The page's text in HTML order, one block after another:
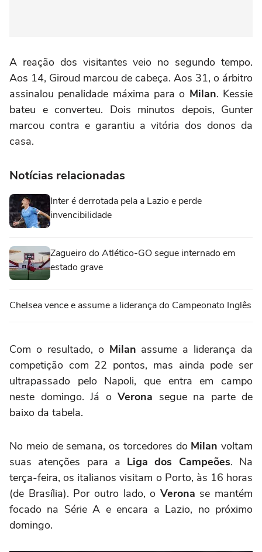
A reação dos visitantes veio no segundo tempo.
Aos 14, Giroud marcou de cabeça. Aos 31, o árbitro
assinalou penalidade máxima para o Milan. Kessie
bateu e converteu. Dois minutos depois, Gunter
marcou contra e garantiu a vitória dos donos da
casa.
Notícias relacionadas
Inter é derrotada pela a Lazio e perde
invencibilidade
Zagueiro do Atlético-GO segue internado em
estado grave
Chelsea vence e assume a liderança do Campeonato Inglês
Com o resultado, o Milan assume a liderança da
competição com 22 pontos, mas ainda pode ser
ultrapassado pelo Napoli, que entra em campo
neste domingo. Já o Verona segue na parte de
baixo da tabela.
No meio de semana, os torcedores do Milan voltam
suas atenções para a Liga dos Campeões. Na
terça-feira, os italianos visitam o Porto, às 16 horas
(de Brasília). Por outro lado, o Verona se mantém
focado na Série A e encara a Lazio, no próximo
domingo.